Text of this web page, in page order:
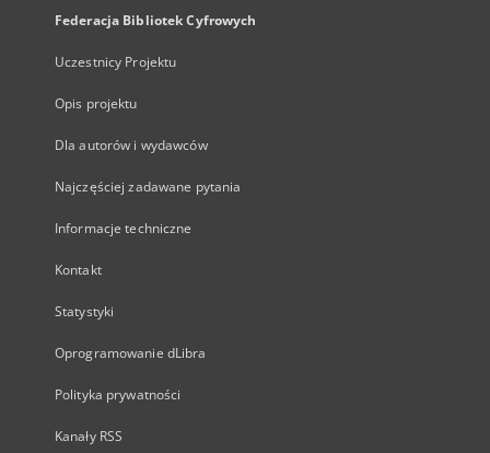
Federacja Bibliotek Cyfrowych
Uczestnicy Projektu
Opis projektu
Dla autorów i wydawców
Najczęściej zadawane pytania
Informacje techniczne
Kontakt
Statystyki
Oprogramowanie dLibra
Polityka prywatności
Kanały RSS